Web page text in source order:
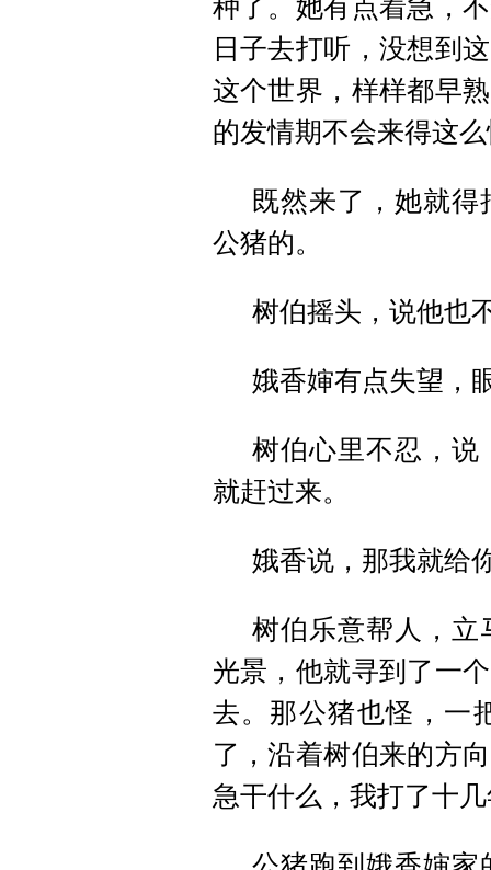
种了。她有点着急，
日子去打听，没想到
这个世界，样样都早
的发情期不会来得这
既然来了，她就
公猪的。
树伯摇头，说他也
娥香婶有点失望，
树伯心里不忍，说
就赶过来。
娥香说，那我就给
树伯乐意帮人，立
光景，他就寻到了一
去。那公猪也怪，一
了，沿着树伯来的方
急干什么，我打了十